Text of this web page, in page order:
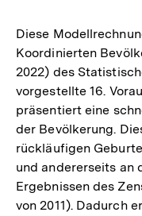
Diese
Koordinierten
2022) des
vorgestellte 16.
präsentiert eine
der Bevölkerung.
rückläufigen
und andererseits an
Ergebnissen des
von 2011). Dadurch